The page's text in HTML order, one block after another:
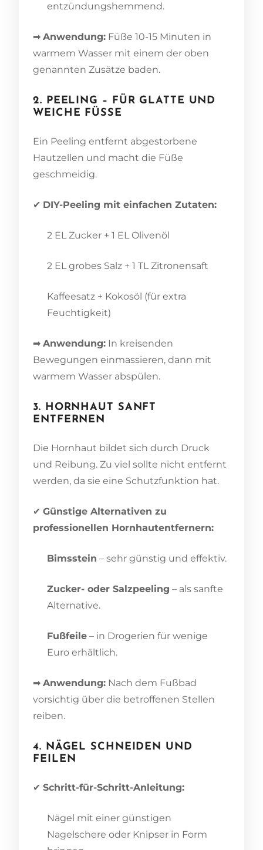
entzündungshemmend.
➡ Anwendung: Füße 10-15 Minuten in
warmem Wasser mit einem der oben
genannten Zusätze baden.
2. PEELING – FÜR GLATTE UND
WEICHE FÜSSE
Ein Peeling entfernt abgestorbene
Hautzellen und macht die Füße
geschmeidig.
✔ DIY-Peeling mit einfachen Zutaten:
2 EL Zucker + 1 EL Olivenöl
2 EL grobes Salz + 1 TL Zitronensaft
Kaffeesatz + Kokosöl (für extra
Feuchtigkeit)
➡ Anwendung: In kreisenden
Bewegungen einmassieren, dann mit
warmem Wasser abspülen.
3. HORNHAUT SANFT
ENTFERNEN
Die Hornhaut bildet sich durch Druck
und Reibung. Zu viel sollte nicht entfernt
werden, da sie eine Schutzfunktion hat.
✔ Günstige Alternativen zu
professionellen Hornhautentfernern:
Bimsstein – sehr günstig und effektiv.
Zucker- oder Salzpeeling – als sanfte
Alternative.
Fußfeile – in Drogerien für wenige
Euro erhältlich.
➡ Anwendung: Nach dem Fußbad
vorsichtig über die betroffenen Stellen
reiben.
4. NÄGEL SCHNEIDEN UND
FEILEN
✔ Schritt-für-Schritt-Anleitung:
Nägel mit einer günstigen
Nagelschere oder Knipser in Form